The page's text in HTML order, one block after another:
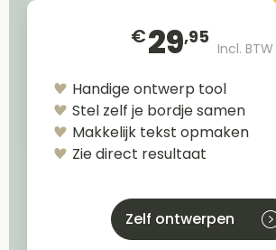
€29,95
Incl. BTW
Handige ontwerp tool
Stel zelf je bordje samen
Makkelijk tekst opmaken
Zie direct resultaat
Zelf ontwerpen